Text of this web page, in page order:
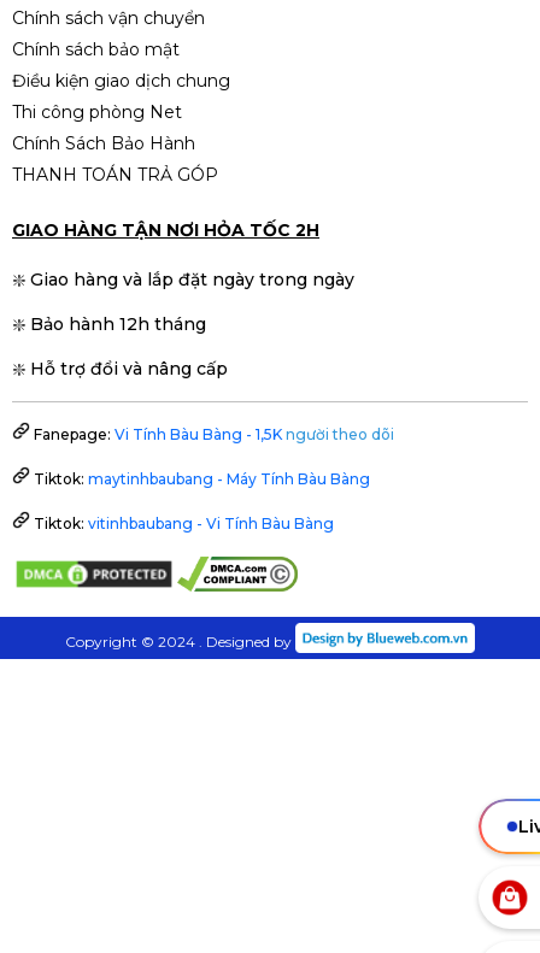
Chính sách vận chuyển
Chính sách bảo mật
Điều kiện giao dịch chung
Thi công phòng Net
Chính Sách Bảo Hành
THANH TOÁN TRẢ GÓP
GIAO HÀNG TẬN NƠI HỎA TỐC 2H
❇️ Giao hàng và lắp đặt ngày trong ngày
❇️ Bảo hành 12h tháng
❇️ Hỗ trợ đổi và nâng cấp
Fanepage: Vi Tính Bàu Bàng - 1,5K người theo dõi
Tiktok: maytinhbaubang - Máy Tính Bàu Bàng
Tiktok: vitinhbaubang - Vi Tính Bàu Bàng
Copyright © 2024 . Designed by